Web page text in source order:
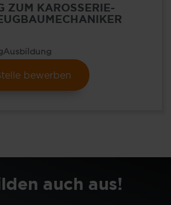
ZUM KAROSSERIE-
Ausbildung
bewerben
auch aus!